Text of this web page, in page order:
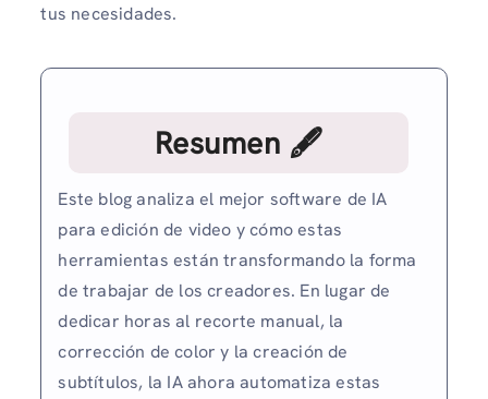
tus necesidades.
Resumen 🖋
Este blog analiza el mejor software de IA
para edición de video y cómo estas
herramientas están transformando la forma
de trabajar de los creadores. En lugar de
dedicar horas al recorte manual, la
corrección de color y la creación de
subtítulos, la IA ahora automatiza estas